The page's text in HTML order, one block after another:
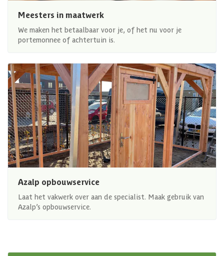
Meesters in maatwerk
We maken het betaalbaar voor je, of het nu voor je
portemonnee of achtertuin is.
Azalp opbouwservice
Laat het vakwerk over aan de specialist. Maak gebruik van
Azalp’s opbouwservice.